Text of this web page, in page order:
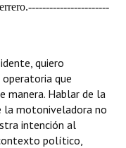
-----------------------
quiero
que
manera. Hablar de la
motoniveladora no
intención al
político,